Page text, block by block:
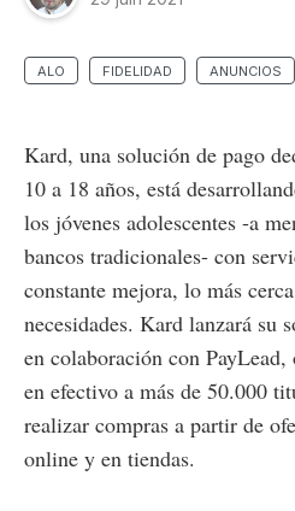
ALO FIDELIDAD ANUNCIOS
Kard, una solución de pago
10 a 18 años, está
los jóvenes adolescentes -a
bancos tradicionales- con
constante mejora, lo más
necesidades. Kard lanzará su
en colaboración con PayLead,
en efectivo a más de 50.000
realizar compras a partir de
online y en tiendas.